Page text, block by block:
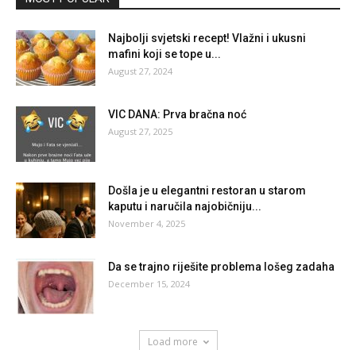
Najbolji svjetski recept! Vlažni i ukusni
mafini koji se tope u...
August 27, 2024
VIC DANA: Prva bračna noć
August 27, 2025
Došla je u elegantni restoran u starom
kaputu i naručila najobičniju...
November 4, 2025
Da se trajno riješite problema lošeg zadaha
December 15, 2024
Load more